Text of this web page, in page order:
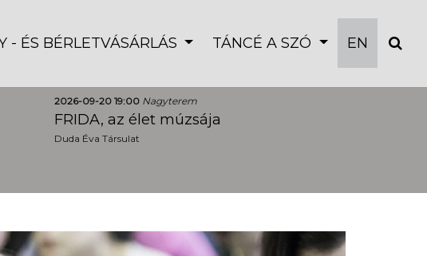
- ÉS BÉRLETVÁSÁRLÁS TÁNCÉ A SZÓ EN
2026-09-20 19:00 Nagyterem
FRIDA, az élet múzsája
Duda Éva Társulat